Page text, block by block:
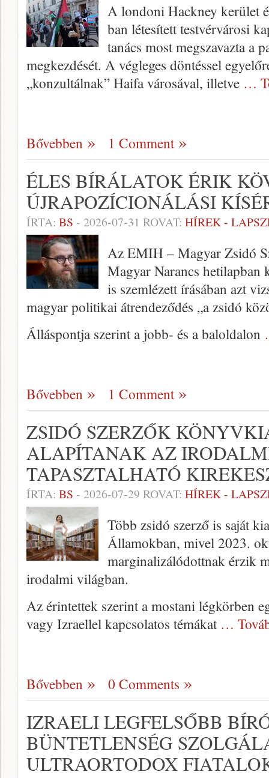
A londoni Hackney kerület
ban létesített testvérvárosi
tanács most megszavazta a
megkezdését. A végleges döntéssel
„konzultálnak” Haifa városával, illetve …
Bővebben 1 Comment
ÉLES BÍRÁLATOK ÉRIK
ÚJRAPOZÍCIONÁLÁSI
ÍRTA: BS - 2026-07-31 ROVAT: HÍREK -
Az EMIH – Magyar Zsidó
Magyar Narancs hetilapban
is szemlézett írásában azt
magyar politikai átrendeződés „a zsidó
Álláspontja szerint a jobb- és a baloldalon
Bővebben 1 Comment
ZSIDÓ SZERZŐK
ALAPÍTANAK AZ
TAPASZTALHATÓ
ÍRTA: BS - 2026-07-29 ROVAT: HÍREK -
Több zsidó szerző is saját
Államokban, mivel 2023.
marginalizálódottnak érzik
irodalmi világban.
Az érintettek szerint a mostani légkörben
vagy Izraellel kapcsolatos témákat …
Bővebben 0 Comments
IZRAELI LEGFELSŐBB
BÜNTETLENSÉG
ULTRAORTODOX